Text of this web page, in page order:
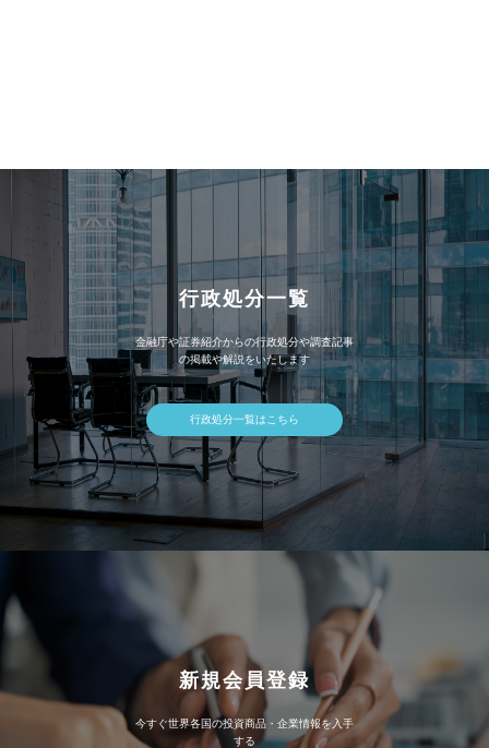
行政処分一覧
金融庁や証券紹介からの行政処分や調査記事
の掲載や解説をいたします
行政処分一覧はこちら
新規会員登録
今すぐ世界各国の投資商品・企業情報を入手
する